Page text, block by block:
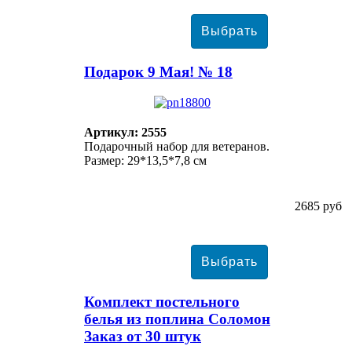
Подарок 9 Мая! № 18
Артикул: 2555
Подарочный набор для ветеранов.
Размер: 29*13,5*7,8 см
2685 руб
Комплект постельного
белья из поплина Соломон
Заказ от 30 штук